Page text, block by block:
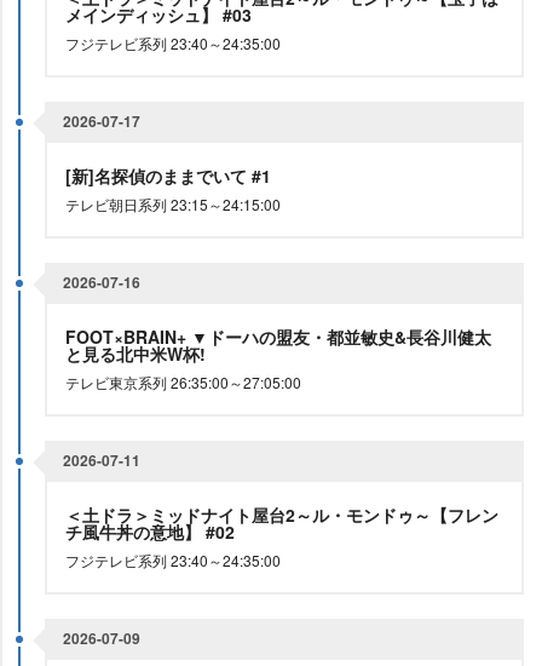
メインディッシュ】 #03
フジテレビ系列 23:40～24:35:00
2026-07-17
[新]名探偵のままでいて #1
テレビ朝日系列 23:15～24:15:00
2026-07-16
FOOT×BRAIN+ ▼ドーハの盟友・都並敏史&長谷川健太
と見る北中米W杯!
テレビ東京系列 26:35:00～27:05:00
2026-07-11
＜土ドラ＞ミッドナイト屋台2～ル・モンドゥ～【フレン
チ風牛丼の意地】 #02
フジテレビ系列 23:40～24:35:00
2026-07-09